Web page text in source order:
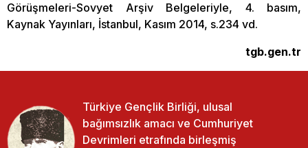
Görüşmeleri-Sovyet Arşiv Belgeleriyle, 4. basım,
Kaynak Yayınları, İstanbul, Kasım 2014, s.234 vd.
tgb.gen.tr
Türkiye Gençlik Birliği, ulusal
bağımsızlık amacı ve Cumhuriyet
Devrimleri etrafında birleşmiş